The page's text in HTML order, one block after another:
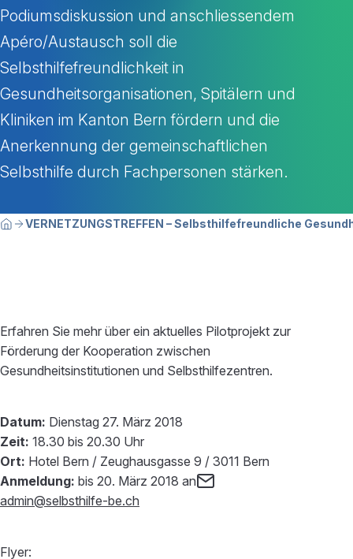
Podiumsdiskussion und anschliessendem
Apéro/Austausch soll die
Selbsthilfefreundlichkeit in
Gesundheitsorganisationen, Spitälern und
Kliniken im Kanton Bern fördern und die
Anerkennung der gemeinschaftlichen
Selbsthilfe durch Fachpersonen stärken.
Breadcrumbnavigation
Sie befinden sich hier:
HomeVERNETZUNGSTREFFEN – Selbsthilfefreundliche
Erfahren Sie mehr über ein aktuelles Pilotprojekt zur
Förderung der Kooperation zwischen
Gesundheitsinstitutionen und Selbsthilfezentren.
Datum: Dienstag 27. März 2018
Zeit: 18.30 bis 20.30 Uhr
Ort: Hotel Bern / Zeughausgasse 9 / 3011 Bern
Anmeldung: bis 20. März 2018 an
admin@selbsthilfe-be.ch
Flyer: